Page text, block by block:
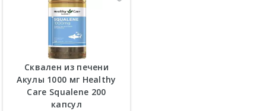
Сквален из печени
Акулы 1000 мг Healthy
Care Squalene 200
капсул